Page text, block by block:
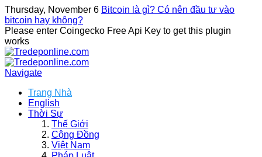
Thursday, November 6 Bitcoin là gì? Có nên đầu tư vào
bitcoin hay không?
Please enter Coingecko Free Api Key to get this plugin
works
Navigate
Trang Nhà
English
Thời Sự
Thế Giới
Cộng Đồng
Việt Nam